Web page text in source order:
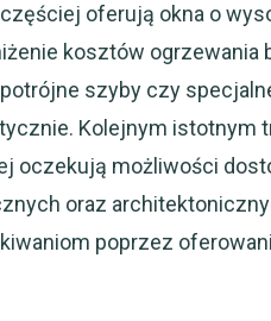
oferują okna o
kosztów ogrzewania
szyby czy
Kolejnym istotnym
oczekują możliwości
oraz
poprzez